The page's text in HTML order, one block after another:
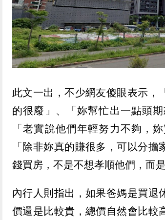
此文一出，不少網友傻眼表示，
的很廢」、「妳幫忙出一點頭
「老實說他們年輕努力不夠，
「除非妳真的賺很多，可以分
錢買房，不是不想孝順他們，而
內行人則指出，如果爸媽是買退
價還是比較貴，總價自然會比較